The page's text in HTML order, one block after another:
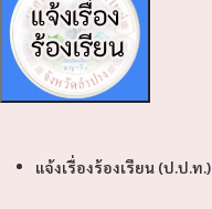
แจ้งเรื่องร้องเรียน (ป.ป.ท.)